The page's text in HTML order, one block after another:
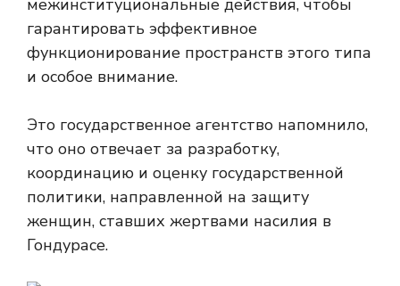
гарантировать эффективное
функционирование пространств этого типа
и особое внимание.
Это государственное агентство напомнило,
что оно отвечает за разработку,
координацию и оценку государственной
политики, направленной на защиту
женщин, ставших жертвами насилия в
Гондурасе.